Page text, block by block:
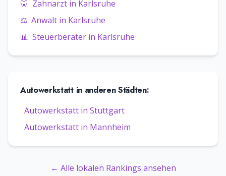
🦷 Zahnarzt in Karlsruhe
⚖️ Anwalt in Karlsruhe
📊 Steuerberater in Karlsruhe
Autowerkstattin anderen Städten:
Autowerkstatt in Stuttgart
Autowerkstatt in Mannheim
← Alle lokalen Rankings ansehen